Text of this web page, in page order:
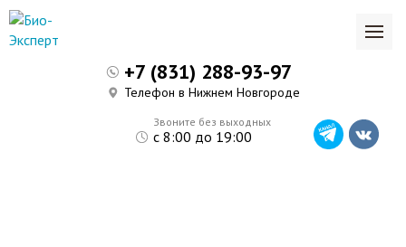
Звоните без выходных
с 8:00 до 19:00
+7 (831) 288-93-97
Телефон в Нижнем Новгороде